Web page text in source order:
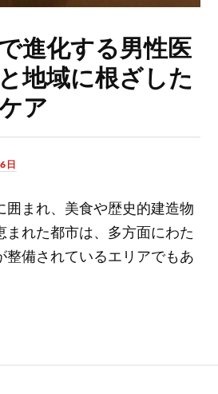
進化する男性医
地域に根ざした
ア
日
囲まれ、美食や歴史的建造物
まれた都市は、多方面にわた
整備されているエリアでもあ